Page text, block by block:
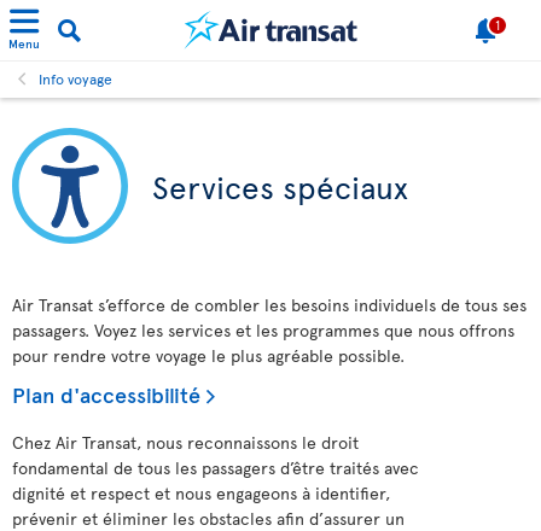
Menu
1
Info voyage
Services spéciaux
Air Transat s’efforce de combler les besoins individuels de tous ses
passagers. Voyez les services et les programmes que nous offrons
pour rendre votre voyage le plus agréable possible.
Plan d'accessibilité
Chez Air Transat, nous reconnaissons le droit
fondamental de tous les passagers d’être traités avec
dignité et respect et nous engageons à identifier,
prévenir et éliminer les obstacles afin d’assurer un